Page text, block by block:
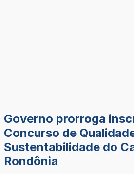
Governo prorroga
Concurso de
Sustentabilidade do
Rondônia